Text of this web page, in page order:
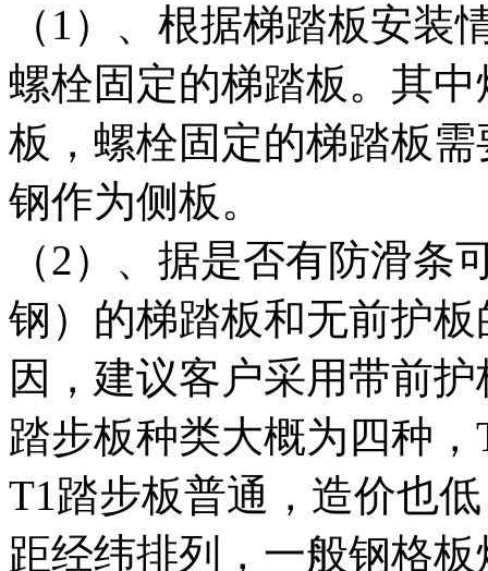
（1）、根据梯踏板安
螺栓固定的梯踏板。其
板，螺栓固定的梯踏板
钢作为侧板。
（2）、据是否有防滑
钢）的梯踏板和无前护
因，建议客户采用带前
踏步板种类大概为四种
T1踏步板普通，造价也
距经纬排列，一般钢格